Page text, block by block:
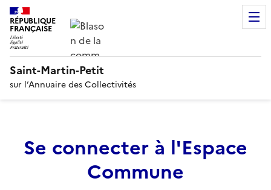
RÉPUBLIQUE
FRANÇAISE
Saint-Martin-Petit
sur l’Annuaire des Collectivités
Se connecter à l'Espace
Commune